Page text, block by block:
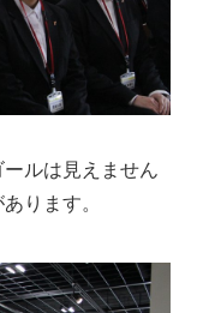
ルは見えません
ります。